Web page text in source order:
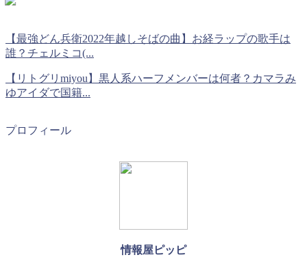
【最強どん兵衛2022年越しそばの曲】お経ラップの歌手は
誰？チェルミコ(...
【リトグリmiyou】黒人系ハーフメンバーは何者？カマラみ
ゆアイダで国籍...
プロフィール
情報屋ピッピ